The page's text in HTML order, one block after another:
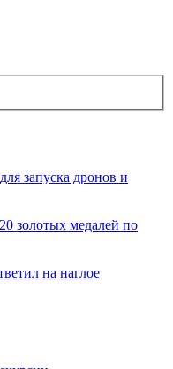
запуска дронов и
золотых медалей по
на наглое